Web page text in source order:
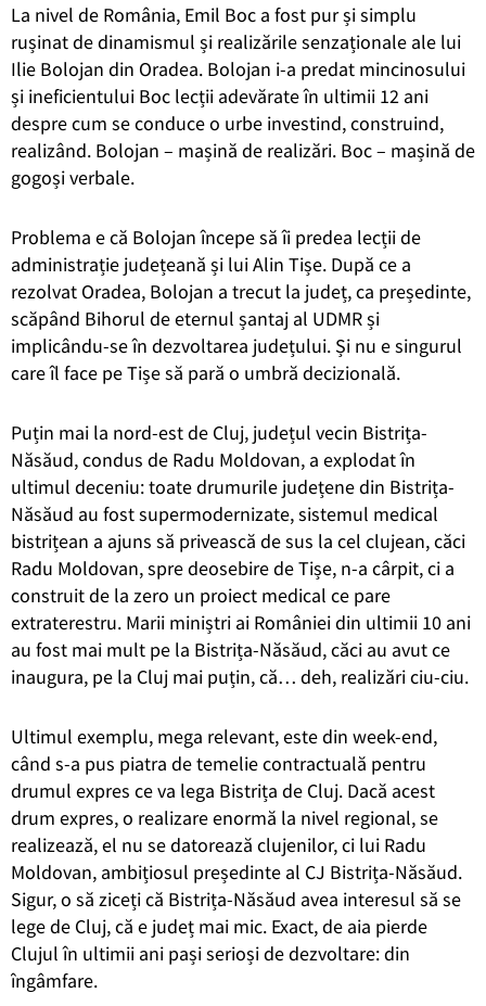
La nivel de România, Emil Boc a fost pur și simplu
rușinat de dinamismul și realizările senzaționale ale lui
Ilie Bolojan din Oradea. Bolojan i-a predat mincinosului
și ineficientului Boc lecții adevărate în ultimii 12 ani
despre cum se conduce o urbe investind, construind,
realizând. Bolojan – mașină de realizări. Boc – mașină de
gogoși verbale.
Problema e că Bolojan începe să îi predea lecții de
administrație județeană și lui Alin Tișe. După ce a
rezolvat Oradea, Bolojan a trecut la județ, ca președinte,
scăpând Bihorul de eternul șantaj al UDMR și
implicându-se în dezvoltarea județului. Și nu e singurul
care îl face pe Tișe să pară o umbră decizională.
Puțin mai la nord-est de Cluj, județul vecin Bistrița-
Năsăud, condus de Radu Moldovan, a explodat în
ultimul deceniu: toate drumurile județene din Bistrița-
Năsăud au fost supermodernizate, sistemul medical
bistrițean a ajuns să privească de sus la cel clujean, căci
Radu Moldovan, spre deosebire de Tișe, n-a cârpit, ci a
construit de la zero un proiect medical ce pare
extraterestru. Marii miniștri ai României din ultimii 10 ani
au fost mai mult pe la Bistrița-Năsăud, căci au avut ce
inaugura, pe la Cluj mai puțin, că… deh, realizări ciu-ciu.
Ultimul exemplu, mega relevant, este din week-end,
când s-a pus piatra de temelie contractuală pentru
drumul expres ce va lega Bistrița de Cluj. Dacă acest
drum expres, o realizare enormă la nivel regional, se
realizează, el nu se datorează clujenilor, ci lui Radu
Moldovan, ambițiosul președinte al CJ Bistrița-Năsăud.
Sigur, o să ziceți că Bistrița-Năsăud avea interesul să se
lege de Cluj, că e județ mai mic. Exact, de aia pierde
Clujul în ultimii ani pași serioși de dezvoltare: din
îngâmfare.